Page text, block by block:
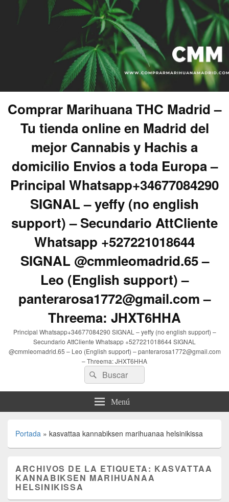
Comprar Marihuana THC Madrid –
Tu tienda online en Madrid del
mejor Cannabis y Hachis a
domicilio Envios a toda Europa –
Principal Whatsapp+34677084290
SIGNAL – yeffy (no english
support) – Secundario AttCliente
Whatsapp +527221018644
SIGNAL @cmmleomadrid.65 –
Leo (English support) –
panterarosa1772@gmail.com –
Threema: JHXT6HHA
Principal Whatsapp+34677084290 SIGNAL – yeffy (no english support) –
Secundario AttCliente Whatsapp +527221018644 SIGNAL
@cmmleomadrid.65 – Leo (English support) – panterarosa1772@gmail.com
– Threema: JHXT6HHA
Buscar
por:
Buscar
Menú
Portada » kasvattaa kannabiksen marihuanaa helsinikissa
ARCHIVOS DE LA ETIQUETA: KASVATTAA
KANNABIKSEN MARIHUANAA
HELSINIKISSA